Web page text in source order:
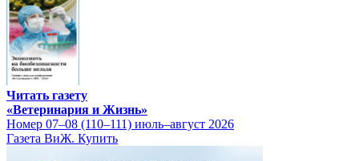
Читать газету
«Ветеринария и Жизнь»
Номер 07–08 (110–111) июль–август 2026
Газета ВиЖ. Купить